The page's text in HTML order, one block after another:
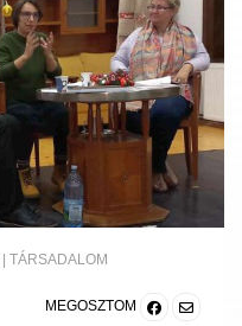
TÁRSADALOM
MEGOSZTOM